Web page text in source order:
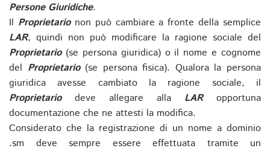
Persone Giuridiche.
Il Proprietarionon può cambiare a fronte della semplice
LAR, quindi non può modificare la ragione sociale del
Proprietario(se persona giuridica) o il nome e cognome
del Proprietario(se persona fisica). Qualora la persona
giuridica avesse cambiato la ragione sociale, il
Proprietariodeve allegare alla LARopportuna
documentazione che ne attesti la modifica.
Considerato che la registrazione di un nome a dominio
.sm deve sempre essere effettuata tramite un